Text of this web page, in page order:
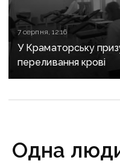
7 серпня, 12:16
У Краматорську
переливання крові
Одна